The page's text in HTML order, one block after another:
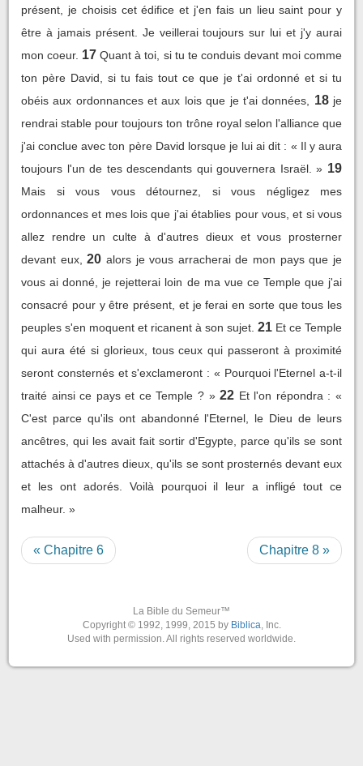
présent, je choisis cet édifice et j'en fais un lieu saint pour y
être à jamais présent. Je veillerai toujours sur lui et j'y aurai
mon coeur. 17 Quant à toi, si tu te conduis devant moi comme
ton père David, si tu fais tout ce que je t'ai ordonné et si tu
obéis aux ordonnances et aux lois que je t'ai données,
18 je
rendrai stable pour toujours ton trône royal selon l'alliance que
j'ai conclue avec ton père David lorsque je lui ai dit : « Il y aura
toujours l'un de tes descendants qui gouvernera Israël. » 19
Mais si vous vous détournez, si vous négligez mes
ordonnances et mes lois que j'ai établies pour vous, et si vous
allez rendre un culte à d'autres dieux et vous prosterner
devant eux, 20 alors je vous arracherai de mon pays que je
vous ai donné, je rejetterai loin de ma vue ce Temple que j'ai
consacré pour y être présent, et je ferai en sorte que tous les
peuples s'en moquent et ricanent à son sujet. 21 Et ce Temple
qui aura été si glorieux, tous ceux qui passeront à proximité
seront consternés et s'exclameront : « Pourquoi l'Eternel a-t-il
traité ainsi ce pays et ce Temple ? » 22 Et l'on répondra : «
C'est parce qu'ils ont abandonné l'Eternel, le Dieu de leurs
ancêtres, qui les avait fait sortir d'Egypte, parce qu'ils se sont
attachés à d'autres dieux, qu'ils se sont prosternés devant eux
et les ont adorés. Voilà pourquoi il leur a infligé tout ce
malheur. »
« Chapitre 6 Chapitre 8 »
La Bible du Semeur™
Copyright © 1992, 1999, 2015 by Biblica, Inc.
Used with permission. All rights reserved worldwide.